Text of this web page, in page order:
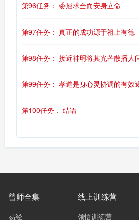
第96任务： 委屈求全而安身立命
第97任务： 真正的成功源于祖上有德
第98任务： 接近神明将其光芒散播人
第99任务： 孝道是身心灵协调的有效
第100任务： 结语
曾师全集
易经
线上训练营
领悟训练营